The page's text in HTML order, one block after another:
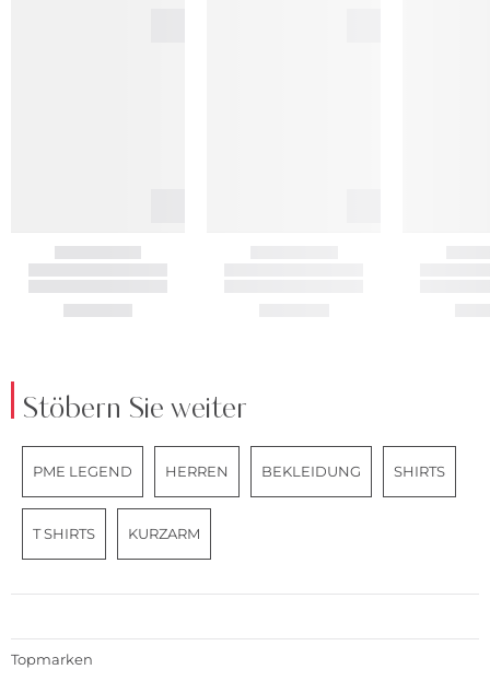
Stöbern Sie weiter
PME LEGEND HERREN BEKLEIDUNG SHIRTS
T SHIRTS KURZARM
Topmarken